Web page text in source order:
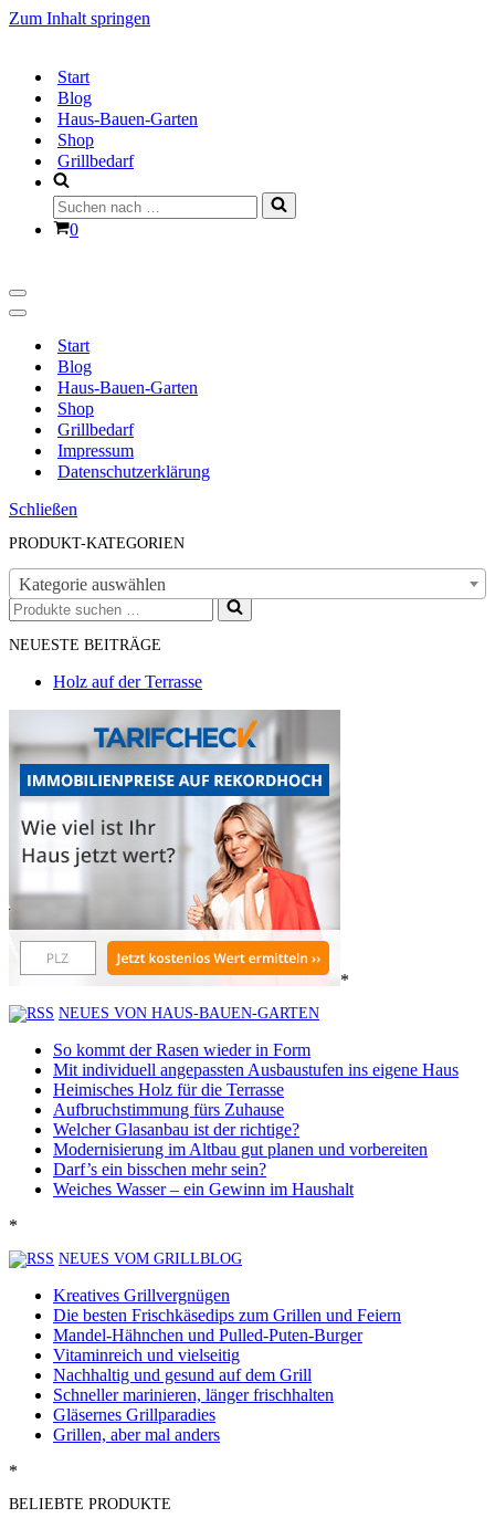
Zum Inhalt springen
Start
Blog
Haus-Bauen-Garten
Shop
Grillbedarf
Suchen
nach …
Warenkorb
0
Navigationsmenü
Navigationsmenü
Start
Blog
Haus-Bauen-Garten
Shop
Grillbedarf
Impressum
Datenschutzerklärung
Schließen
PRODUKT-KATEGORIEN
Kategorie auswählen
Suchen
nach …
NEUESTE BEITRÄGE
Holz auf der Terrasse
*
NEUES VON HAUS-BAUEN-GARTEN
So kommt der Rasen wieder in Form
Mit individuell angepassten Ausbaustufen ins eigene Haus
Heimisches Holz für die Terrasse
Aufbruchstimmung fürs Zuhause
Welcher Glasanbau ist der richtige?
Modernisierung im Altbau gut planen und vorbereiten
Darf’s ein bisschen mehr sein?
Weiches Wasser – ein Gewinn im Haushalt
*
NEUES VOM GRILLBLOG
Kreatives Grillvergnügen
Die besten Frischkäsedips zum Grillen und Feiern
Mandel-Hähnchen und Pulled-Puten-Burger
Vitaminreich und vielseitig
Nachhaltig und gesund auf dem Grill
Schneller marinieren, länger frischhalten
Gläsernes Grillparadies
Grillen, aber mal anders
*
BELIEBTE PRODUKTE